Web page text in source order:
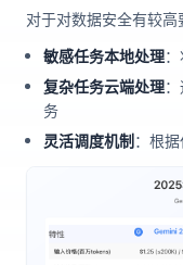
对于对数据安全有较高
敏感任务本地处理
复杂任务云端处理
务
灵活调度机制：根